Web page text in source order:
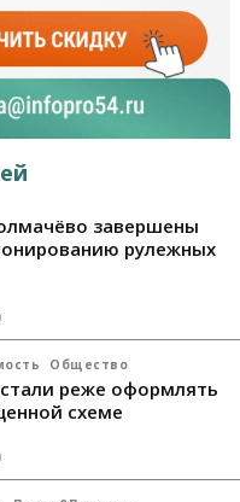
завершены
рулежных
Общество
реже оформлять
схеме